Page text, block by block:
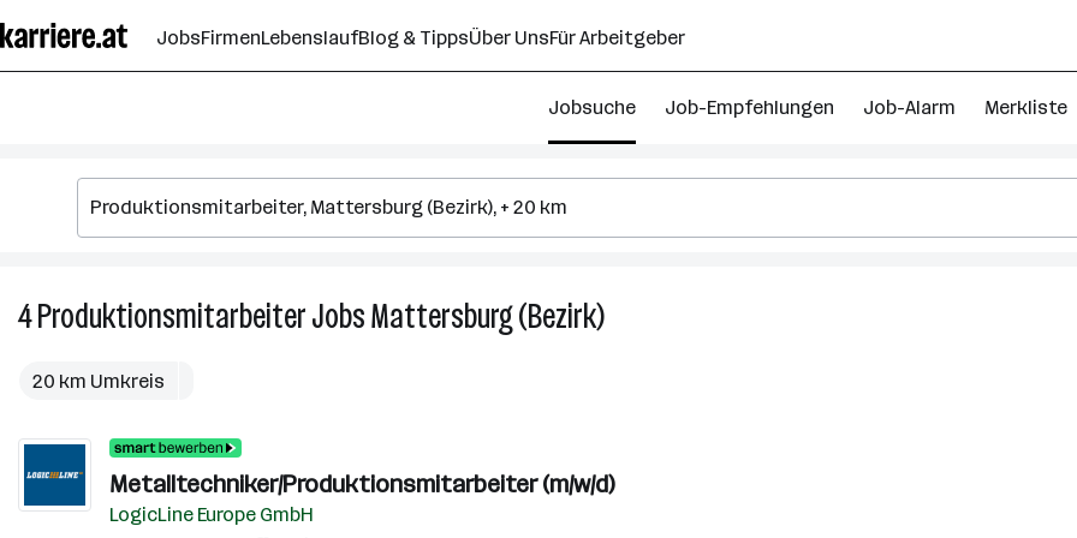
Seiteninhalt
springen
JobsFirmenLebenslaufBlog & TippsÜber UnsFür Arbeitgeber
Jobsuche Job-Empfehlungen Job-Alarm Merkliste
4ProduktionsmitarbeiterJobsMattersburg (Bezirk)4
20 km Umkreis
Metalltechniker/Produktionsmitarbeiter (m/w/d)
LogicLine Europe GmbH